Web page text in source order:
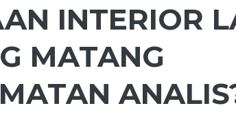
INTERIOR
MATANG